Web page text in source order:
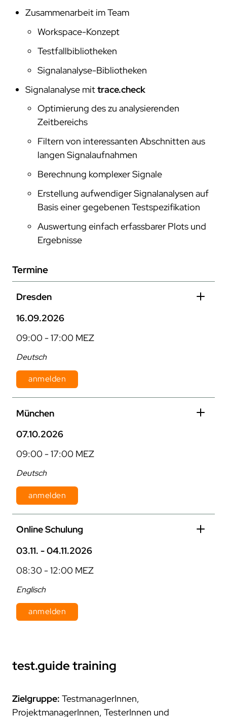
Zusammenarbeit im Team
Workspace-Konzept
Testfallbibliotheken
Signalanalyse-Bibliotheken
Signalanalyse mittrace.check
Optimierung des zu analysierenden
Zeitbereichs
Filtern von interessanten Abschnitten aus
langen Signalaufnahmen
Berechnung komplexer Signale
Erstellung aufwendiger Signalanalysen auf
Basis einer gegebenen Testspezifikation
Auswertung einfach erfassbarer Plots und
Ergebnisse
Termine
Dresden
16.09.2026
09:00 - 17:00 MEZ
Deutsch
anmelden
Kosten: 870 € pro Person zzgl. MwSt.
München
07.10.2026
09:00 - 17:00 MEZ
Deutsch
anmelden
Kosten: 870 € pro Person zzgl. MwSt.
Online Schulung
03.11. - 04.11.2026
08:30 - 12:00 MEZ
Englisch
anmelden
test.guidetraining
Zielgruppe: TestmanagerInnen,
ProjektmanagerInnen, TesterInnen und